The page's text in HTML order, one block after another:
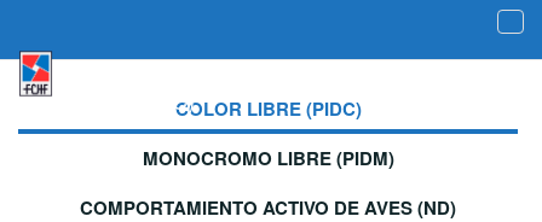
LIBRE (PIDC)COLOR LIBRE (PIDC)
MONOCROMO LIBRE (PIDM)
COMPORTAMIENTO ACTIVO DE AVES (ND)